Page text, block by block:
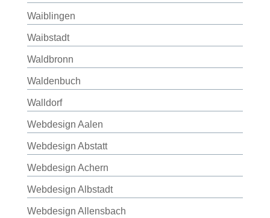
Waiblingen
Waibstadt
Waldbronn
Waldenbuch
Walldorf
Webdesign Aalen
Webdesign Abstatt
Webdesign Achern
Webdesign Albstadt
Webdesign Allensbach